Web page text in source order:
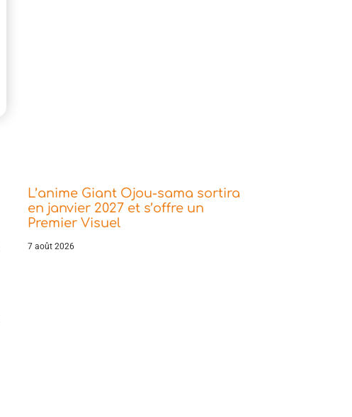
L’anime Giant Ojou-sama sortira
en janvier 2027 et s’offre un
Premier Visuel
7 août 2026